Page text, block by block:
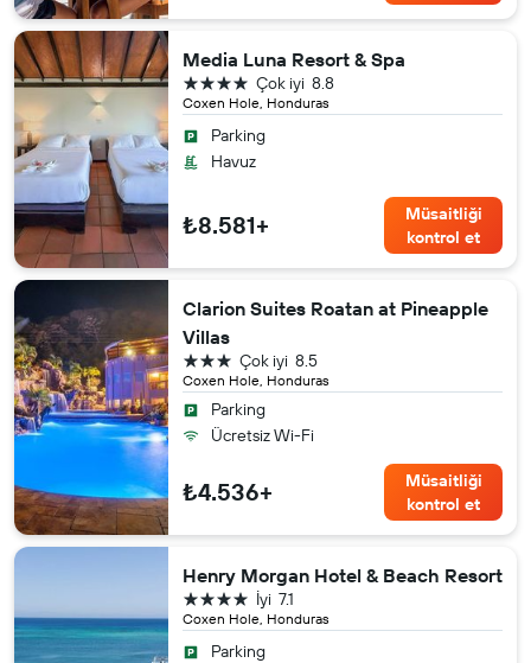
Media Luna Resort & Spa
Coxen Hole, Honduras
8.8
Çok iyi
4 yıldız
Parking
Havuz
₺8.581+
Müsaitliği
kontrol et
Clarion Suites Roatan at Pineapple
Villas
Coxen Hole, Honduras
8.5
Çok iyi
3 yıldız
Parking
Ücretsiz Wi-Fi
₺4.536+
Müsaitliği
kontrol et
Henry Morgan Hotel & Beach Resort
Coxen Hole, Honduras
7.1
İyi
4 yıldız
Parking